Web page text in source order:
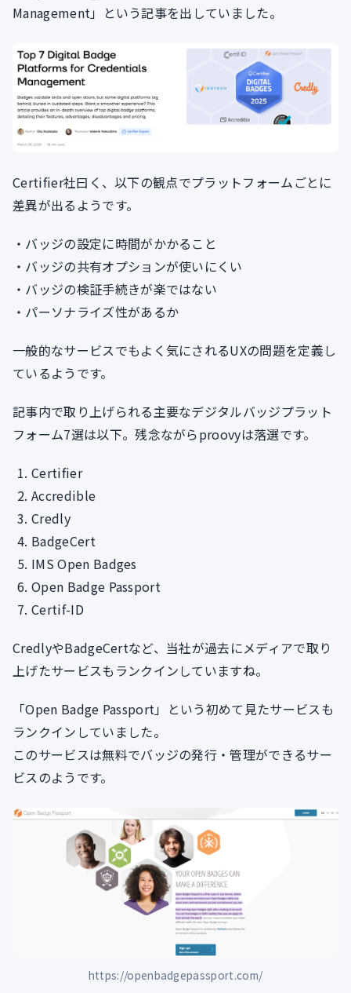
Management」という記事を出していました。
Certifier社曰く、以下の観点でプラットフォームごとに
差異が出るようです。
・バッジの設定に時間がかかること
・バッジの共有オプションが使いにくい
・バッジの検証手続きが楽ではない
・パーソナライズ性があるか
一般的なサービスでもよく気にされるUXの問題を定義し
ているようです。
記事内で取り上げられる主要なデジタルバッジプラット
フォーム7選は以下。残念ながらproovyは落選です。
Certifier
Accredible
Credly
BadgeCert
IMS Open Badges
Open Badge Passport
Certif-ID
CredlyやBadgeCertなど、当社が過去にメディアで取り
上げたサービスもランクインしていますね。
「Open Badge Passport」という初めて見たサービスも
ランクインしていました。
このサービスは無料でバッジの発行・管理ができるサー
ビスのようです。
https://openbadgepassport.com/